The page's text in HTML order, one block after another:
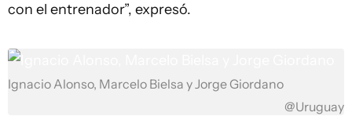
con el entrenador”, expresó.
Ignacio Alonso, Marcelo Bielsa y Jorge Giordano
@Uruguay